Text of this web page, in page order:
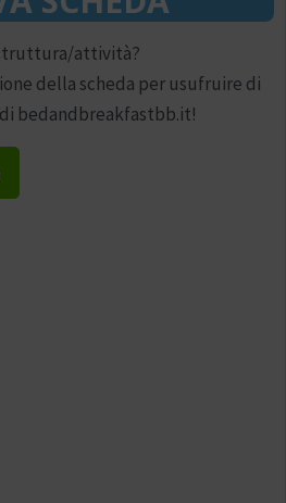
attività?
della scheda per usufruire di
bedandbreakfastbb.it!